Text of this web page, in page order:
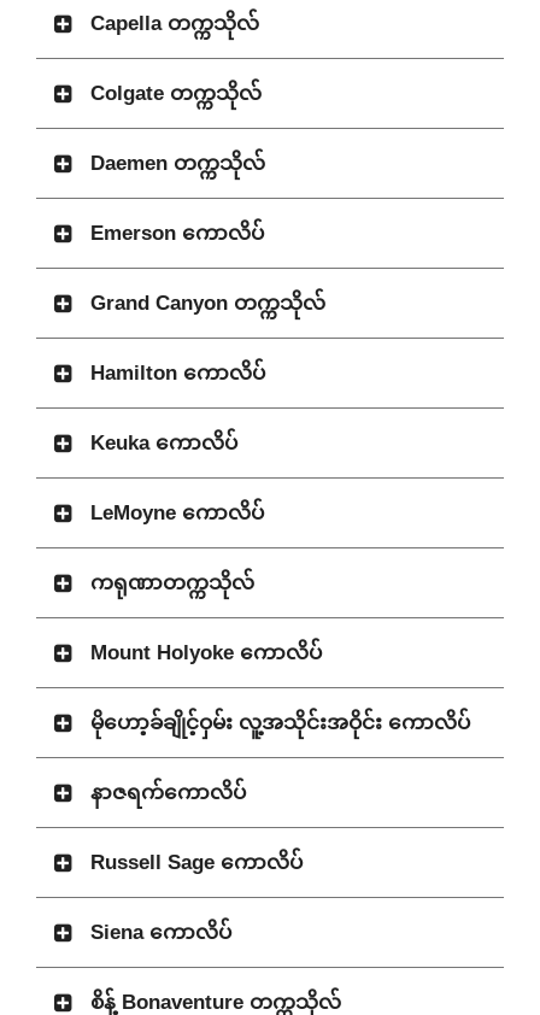
Capella တက္ကသိုလ်
Colgate တက္ကသိုလ်
Daemen တက္ကသိုလ်
Emerson ကောလိပ်
Grand Canyon တက္ကသိုလ်
Hamilton ကောလိပ်
Keuka ကောလိပ်
LeMoyne ကောလိပ်
ကရုဏာတက္ကသိုလ်
Mount Holyoke ကောလိပ်
မိုဟော့ခ်ချိုင့်ဝှမ်း လူ့အသိုင်းအဝိုင်း ကောလိပ်
နာဇရက်ကောလိပ်
Russell Sage ကောလိပ်
Siena ကောလိပ်
စိန့် Bonaventure တက္ကသိုလ်